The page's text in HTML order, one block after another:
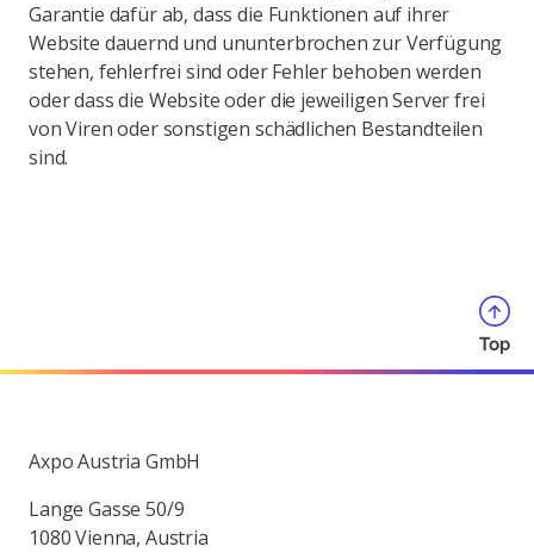
Garantie dafür ab, dass die Funktionen auf ihrer
Website dauernd und ununterbrochen zur Verfügung
stehen, fehlerfrei sind oder Fehler behoben werden
oder dass die Website oder die jeweiligen Server frei
von Viren oder sonstigen schädlichen Bestandteilen
sind.
Top
Axpo Austria GmbH
Lange Gasse 50/9
1080 Vienna, Austria